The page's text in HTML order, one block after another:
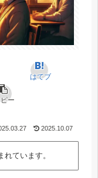
はてブ
ー
2025.10.07
ています。